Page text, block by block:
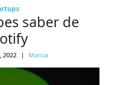
saber de
2022 | Marcia